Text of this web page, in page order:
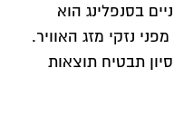
בסנפלינג הוא
נזקי מזג האוויר.
תבטיח תוצאות